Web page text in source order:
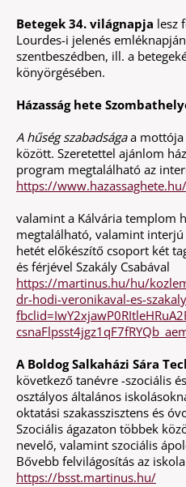
Betegek 34. világnapja lesz
Lourdes-i jelenés
szentbeszédben, ill. a
könyörgésében.
Házasság hete
A hűség szabadságaa mottója
között. Szeretettel ajánlom
program megtalálható az
https://
valamint a Kálvária templom
megtalálható, valamint
hetét előkészítő csoport két
és férjével Szakály Csabával
https://martinus.hu/hu/
dr-hodi-veronikaval-es-
A Boldog Salkaházi Sára
következő tanévre -szociális
osztályos általános
oktatási szakasszisztens és
Szociális ágazaton többek
nevelő, valamint szociális
Bővebb felvilágosítás az
https://bsst.martinus.hu/